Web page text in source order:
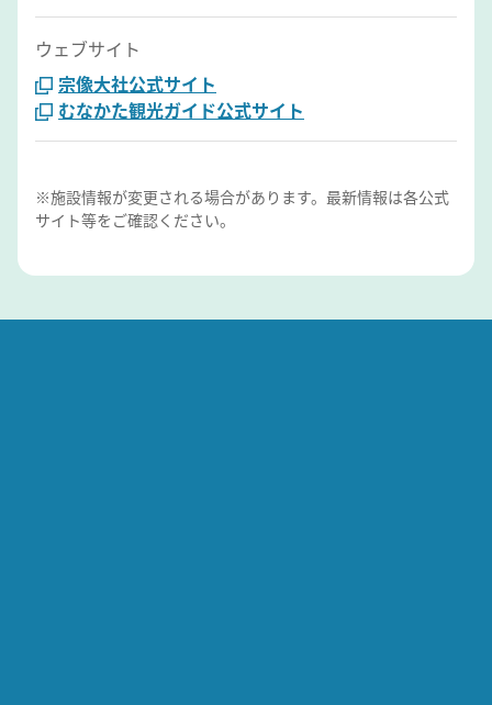
ウェブサイト
宗像大社公式サイト
むなかた観光ガイド公式サイト
※施設情報が変更される場合があります。最新情報は各公式
サイト等をご確認ください。